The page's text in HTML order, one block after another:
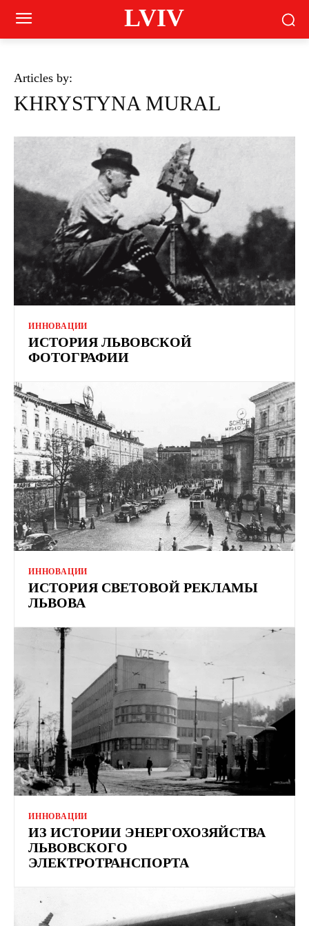
LVIV
Articles by:
KHRYSTYNA MURAL
ИННОВАЦИИ
ИСТОРИЯ ЛЬВОВСКОЙ
ФОТОГРАФИИ
ИННОВАЦИИ
ИСТОРИЯ СВЕТОВОЙ РЕКЛАМЫ
ЛЬВОВА
ИННОВАЦИИ
ИЗ ИСТОРИИ ЭНЕРГОХОЗЯЙСТВА
ЛЬВОВСКОГО
ЭЛЕКТРОТРАНСПОРТА